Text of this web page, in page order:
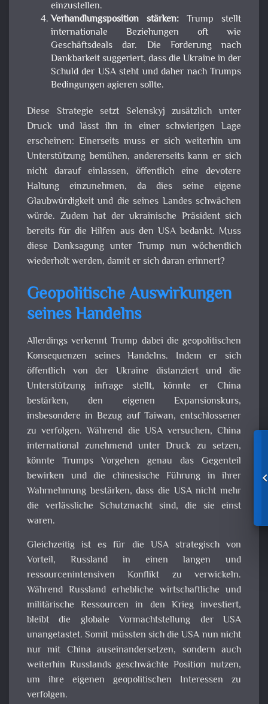
einzustellen.
Verhandlungsposition stärken: Trump stellt
internationale Beziehungen oft wie
Geschäftsdeals dar. Die Forderung nach
Dankbarkeit suggeriert, dass die Ukraine in der
Schuld der USA steht und daher nach Trumps
Bedingungen agieren sollte.
Diese Strategie setzt Selenskyj zusätzlich unter
Druck und lässt ihn in einer schwierigen Lage
erscheinen: Einerseits muss er sich weiterhin um
Unterstützung bemühen, andererseits kann er sich
nicht darauf einlassen, öffentlich eine devotere
Haltung einzunehmen, da dies seine eigene
Glaubwürdigkeit und die seines Landes schwächen
würde. Zudem hat der ukrainische Präsident sich
bereits für die Hilfen aus den USA bedankt. Muss
diese Danksagung unter Trump nun wöchentlich
wiederholt werden, damit er sich daran erinnert?
Geopolitische Auswirkungen
seines Handelns
Allerdings verkennt Trump dabei die geopolitischen
Konsequenzen seines Handelns. Indem er sich
öffentlich von der Ukraine distanziert und die
Unterstützung infrage stellt, könnte er China
bestärken, den eigenen Expansionskurs,
insbesondere in Bezug auf Taiwan, entschlossener
zu verfolgen. Während die USA versuchen, China
international zunehmend unter Druck zu setzen,
könnte Trumps Vorgehen genau das Gegenteil
bewirken und die chinesische Führung in ihrer
Wahrnehmung bestärken, dass die USA nicht mehr
die verlässliche Schutzmacht sind, die sie einst
waren.
Gleichzeitig ist es für die USA strategisch von
Vorteil, Russland in einen langen und
ressourcenintensiven Konflikt zu verwickeln.
Während Russland erhebliche wirtschaftliche und
militärische Ressourcen in den Krieg investiert,
bleibt die globale Vormachtstellung der USA
unangetastet. Somit müssten sich die USA nun nicht
nur mit China auseinandersetzen, sondern auch
weiterhin Russlands geschwächte Position nutzen,
um ihre eigenen geopolitischen Interessen zu
verfolgen.